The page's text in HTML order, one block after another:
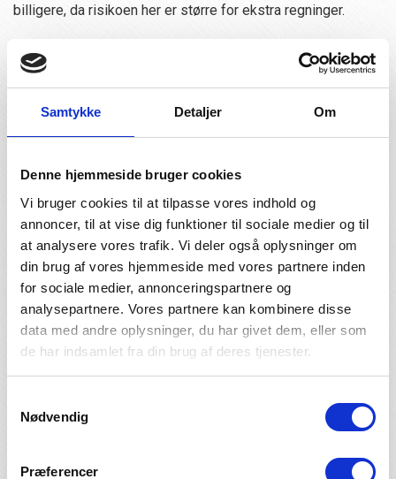
Samtykke Detaljer Om
Denne hjemmeside bruger cookies
Vi bruger cookies til at tilpasse vores indhold og
annoncer, til at vise dig funktioner til sociale medier og til
at analysere vores trafik. Vi deler også oplysninger om
din brug af vores hjemmeside med vores partnere inden
for sociale medier, annonceringspartnere og
analysepartnere. Vores partnere kan kombinere disse
data med andre oplysninger, du har givet dem, eller som
de har indsamlet fra din brug af deres tjenester.
Nødvendig
Præferencer
billigere, da risikoen her er større for ekstra regninger.
Uanset hvilket biludlejningsfirma I vælger, så vær meget
opmærksomme på, hvad I accepterer, når I skriver under på
Tjek på forhånd hvilke forsikringer I selv har til dækning af
selvrisiko. F.eks. på kreditkort, rejseforsikring eller måske
Tjek også betingelserne for, at jeres forsikring dækker.
Nogle kreditkortselskaber kræver f.eks. en politirapport
som dokumentation for, at de dækker.
Har I bestilt forsikring ved Auto Europe, så bestiller de IKKE
denne ved biludlejningsfirmaet.
Biludlejningsfirmaet vil derfor altid tilbyde jer ekstra
forsikring, så har I dækning på anden vis, så sig nej tak.
Opstår der så skade, så skal I i første omgang betale
Dette får I efterfølgende refunderet via jeres forsikring på
kreditkort, rejseforsikring eller hvis I har bestilt ekstra